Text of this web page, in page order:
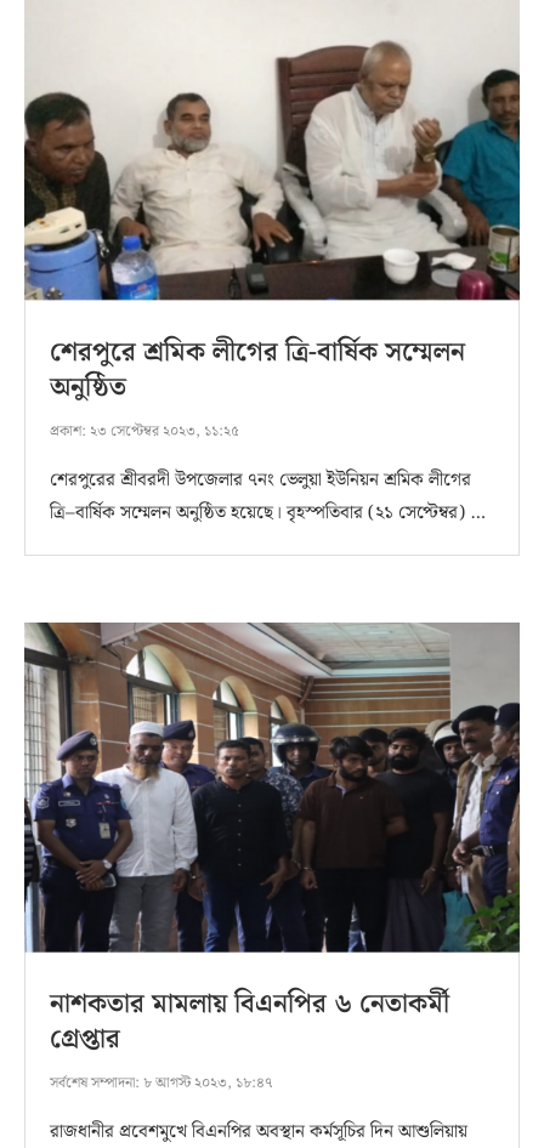
শেরপুরে শ্রমিক লীগের ত্রি-বার্ষিক সম্মেলন
অনুষ্ঠিত
প্রকাশ: ২৩ সেপ্টেম্বর ২০২৩, ১১:২৫
শেরপুরের শ্রীবরদী উপজেলার ৭নং ভেলুয়া ইউনিয়ন শ্রমিক লীগের
ত্রি–বার্ষিক সম্মেলন অনুষ্ঠিত হয়েছে। বৃহস্পতিবার (২১ সেপ্টেম্বর) …
নাশকতার মামলায় বিএনপির ৬ নেতাকর্মী
গ্রেপ্তার
সর্বশেষ সম্পাদনা: ৮ আগস্ট ২০২৩, ১৮:৪৭
রাজধানীর প্রবেশমুখে বিএনপির অবস্থান কর্মসূচির দিন আশুলিয়ায়